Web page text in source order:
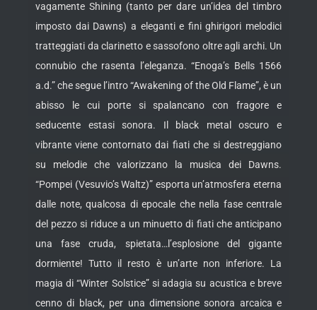
vagamente Shining (tanto per dare un’idea del timbro
imposto dai Dawns) a eleganti e fini ghirigori melodici
tratteggiati da clarinetto e sassofono oltre agli archi. Un
connubio che rasenta l’eleganza. “Enoga’s Bells 1566
a.d.” che segue l’intro “Awakening of the Old Flame”, è un
abisso le cui porte si spalancano con fragore e
seducente estasi sonora. Il black metal oscuro e
vibrante viene contornato dai fiati che si destreggiano
su melodie che valorizzano la musica dei Dawns.
“Pompei (Vesuvio’s Waltz)” esporta un’atmosfera eterna
dalle note, qualcosa di epocale che nella fase centrale
del pezzo si riduce a un minuetto di fiati che anticipano
una fase cruda, spietata…l’esplosione del gigante
dormiente! Tutto il resto è un’arte non inferiore. La
magia di “Winter Solstice” si adagia su acustica e breve
cenno di black, per una dimensione sonora arcaica e